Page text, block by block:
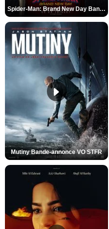
Spider-Man: Brand New Day Bande-annonce VO STFR
Mutiny Bande-annonce VO STFR